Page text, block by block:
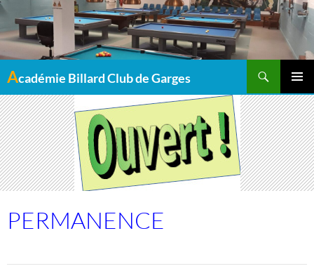
Académie Billard Club de Garges
MENU
PERMANENCE